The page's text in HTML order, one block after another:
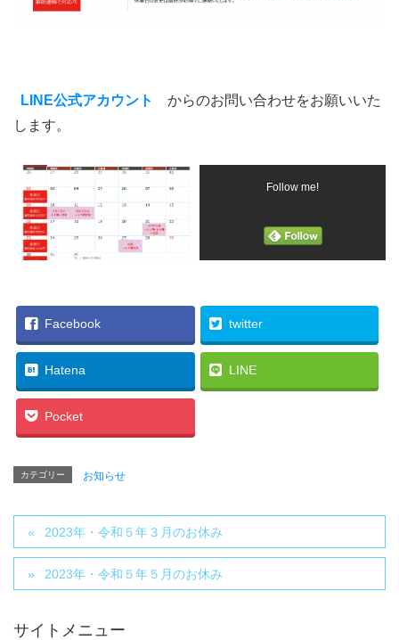
LINE公式アカウント
からのお問い合わせをお願いいた
します。
Follow me!
Facebook twitter
Hatena LINE
Pocket
カテゴリー お知らせ
2023年・令和５年３月のお休み
2023年・令和５年５月のお休み
サイトメニュー